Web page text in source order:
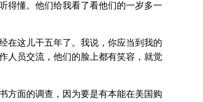
得懂。他们给我看了看他们的一岁多一
在这儿干五年了。我说，你应当到我的
人员交流，他们的脸上都有笑容，就觉
方面的调查，因为要是有本能在美国购